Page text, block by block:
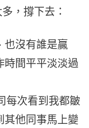
，撐下去：
也沒有誰是贏
時間平平淡淡過
每次看到我都皺
其他同事馬上變